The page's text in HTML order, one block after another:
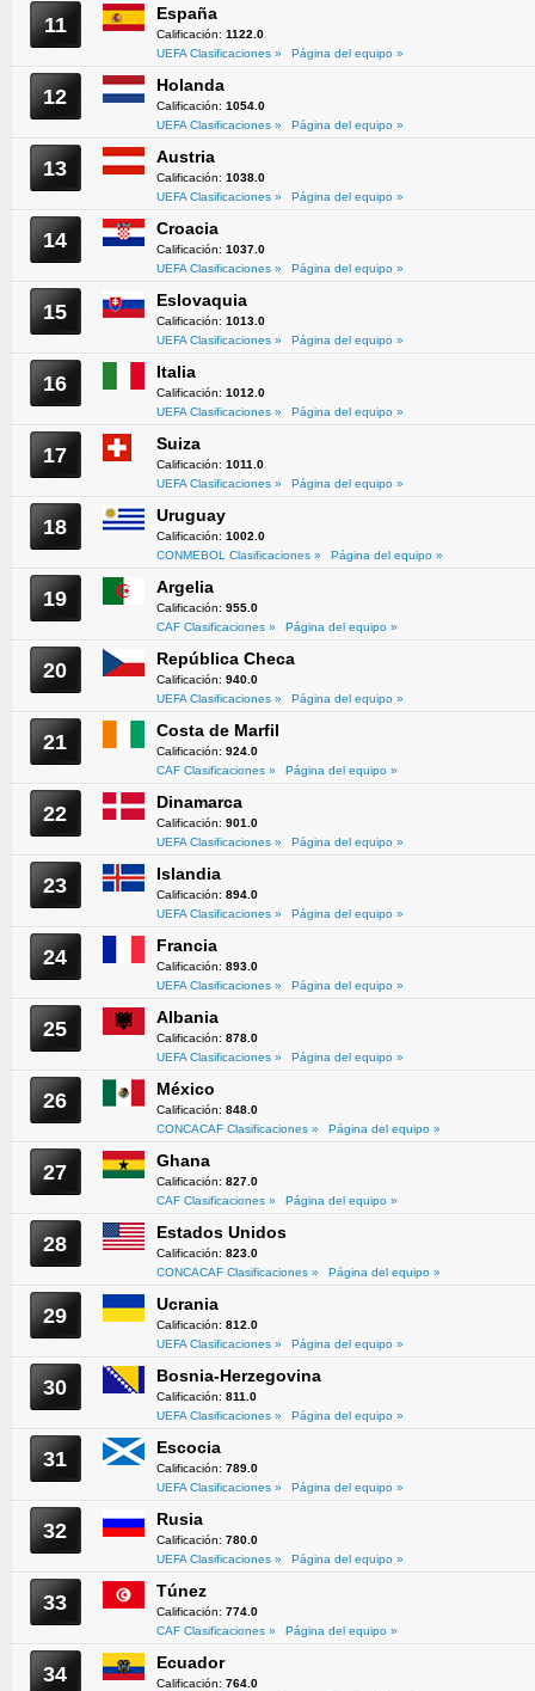
11 España
Calificación: 1122.0
UEFA Clasificaciones »
Página del equipo »
12 Holanda
Calificación: 1054.0
UEFA Clasificaciones »
Página del equipo »
13 Austria
Calificación: 1038.0
UEFA Clasificaciones »
Página del equipo »
14 Croacia
Calificación: 1037.0
UEFA Clasificaciones »
Página del equipo »
15 Eslovaquia
Calificación: 1013.0
UEFA Clasificaciones »
Página del equipo »
16 Italia
Calificación: 1012.0
UEFA Clasificaciones »
Página del equipo »
17 Suiza
Calificación: 1011.0
UEFA Clasificaciones »
Página del equipo »
18 Uruguay
Calificación: 1002.0
CONMEBOL Clasificaciones »
Página del equipo »
19 Argelia
Calificación: 955.0
CAF Clasificaciones »
Página del equipo »
20 República Checa
Calificación: 940.0
UEFA Clasificaciones »
Página del equipo »
21 Costa de Marfil
Calificación: 924.0
CAF Clasificaciones »
Página del equipo »
22 Dinamarca
Calificación: 901.0
UEFA Clasificaciones »
Página del equipo »
23 Islandia
Calificación: 894.0
UEFA Clasificaciones »
Página del equipo »
24 Francia
Calificación: 893.0
UEFA Clasificaciones »
Página del equipo »
25 Albania
Calificación: 878.0
UEFA Clasificaciones »
Página del equipo »
26 México
Calificación: 848.0
CONCACAF Clasificaciones »
Página del equipo »
27 Ghana
Calificación: 827.0
CAF Clasificaciones »
Página del equipo »
28 Estados Unidos
Calificación: 823.0
CONCACAF Clasificaciones »
Página del equipo »
29 Ucrania
Calificación: 812.0
UEFA Clasificaciones »
Página del equipo »
30 Bosnia-Herzegovina
Calificación: 811.0
UEFA Clasificaciones »
Página del equipo »
31 Escocia
Calificación: 789.0
UEFA Clasificaciones »
Página del equipo »
32 Rusia
Calificación: 780.0
UEFA Clasificaciones »
Página del equipo »
33 Túnez
Calificación: 774.0
CAF Clasificaciones »
Página del equipo »
34 Ecuador
Calificación: 764.0